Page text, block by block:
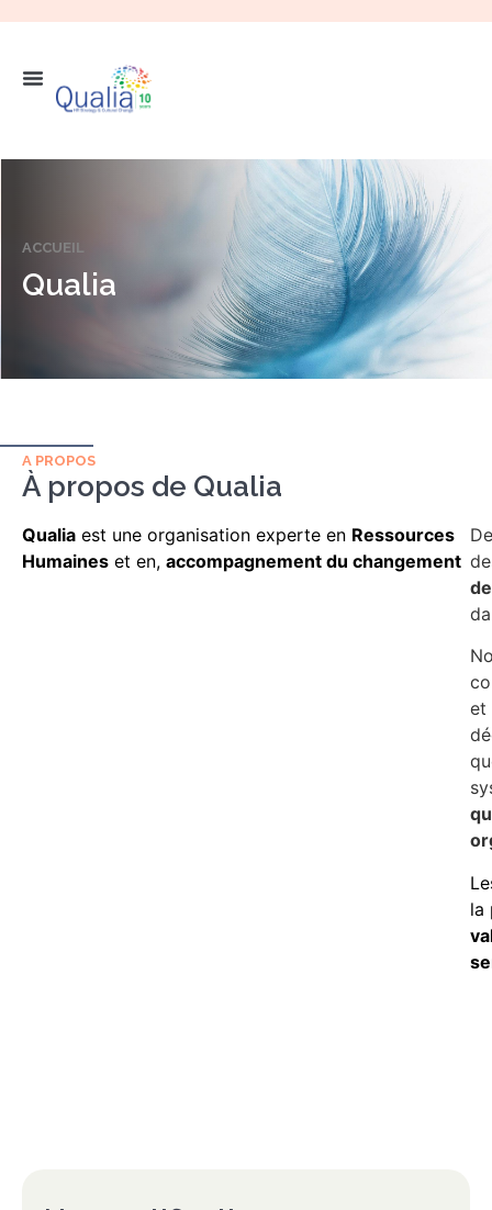
ACCUEIL
Qualia
A PROPOS
À propos de Qualia
Qualia est une organisation experte en Ressources
Humaines et en, accompagnement du changement
et
la